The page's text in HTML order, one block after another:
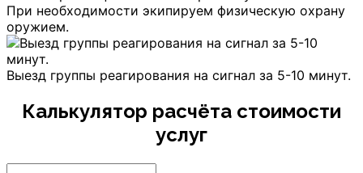
При необходимости экипируем физическую охрану
оружием.
Выезд группы реагирования на сигнал за 5-10 минут.
Калькулятор расчёта стоимости
услуг